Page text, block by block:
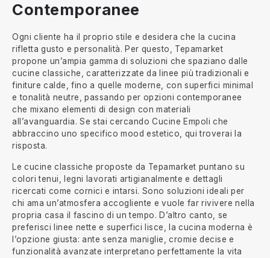
Contemporanee
Ogni cliente ha il proprio stile e desidera che la cucina
rifletta gusto e personalità. Per questo, Tepamarket
propone un’ampia gamma di soluzioni che spaziano dalle
cucine classiche, caratterizzate da linee più tradizionali e
finiture calde, fino a quelle moderne, con superfici minimal
e tonalità neutre, passando per opzioni contemporanee
che mixano elementi di design con materiali
all’avanguardia. Se stai cercando Cucine Empoli che
abbraccino uno specifico mood estetico, qui troverai la
risposta.
Le cucine classiche proposte da Tepamarket puntano su
colori tenui, legni lavorati artigianalmente e dettagli
ricercati come cornici e intarsi. Sono soluzioni ideali per
chi ama un’atmosfera accogliente e vuole far rivivere nella
propria casa il fascino di un tempo. D’altro canto, se
preferisci linee nette e superfici lisce, la cucina moderna è
l’opzione giusta: ante senza maniglie, cromie decise e
funzionalità avanzate interpretano perfettamente la vita